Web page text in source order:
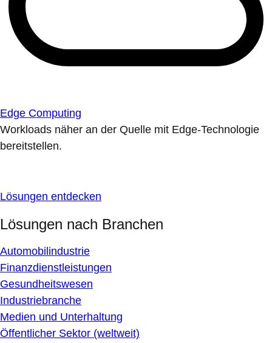
Edge Computing
Workloads näher an der Quelle mit Edge-Technologie
bereitstellen.
Lösungen entdecken
Lösungen nach Branchen
Automobilindustrie
Finanzdienstleistungen
Gesundheitswesen
Industriebranche
Medien und Unterhaltung
Öffentlicher Sektor (weltweit)